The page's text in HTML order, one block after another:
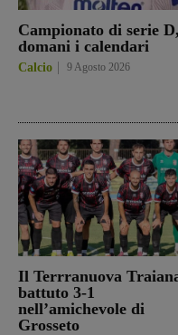
Campionato di serie D,
domani i calendari
Calcio 9 Agosto 2026
Il Terrranuova
battuto 3-1
nell’amichevole di
Grosseto